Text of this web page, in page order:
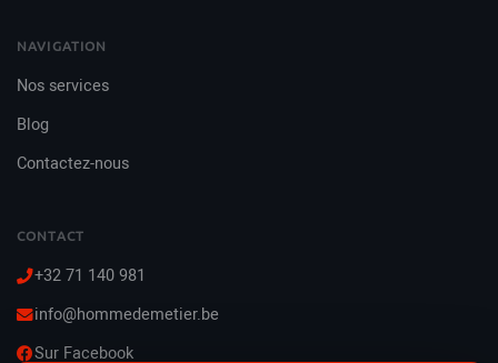
NAVIGATION
Nos services
Blog
Contactez-nous
CONTACT
+32 71 140 981
info@hommedemetier.be
Sur Facebook